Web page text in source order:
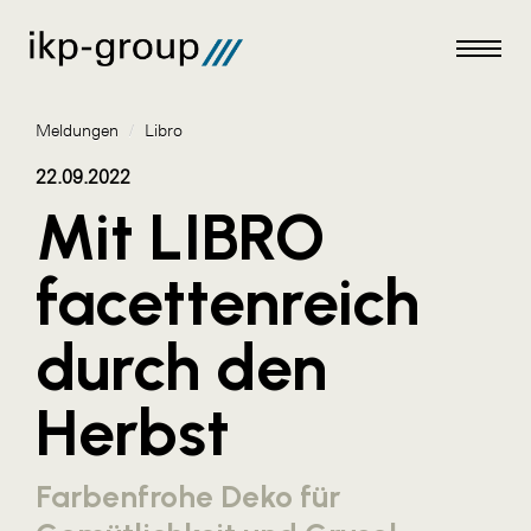
Meldungen
AKTUELLES
ACO
ALEX Krems
Amazon Web Services
Meldungen / Libro
22.09.2022
Mit LIBRO
facettenreich
durch den
Herbst
Farbenfrohe Deko für